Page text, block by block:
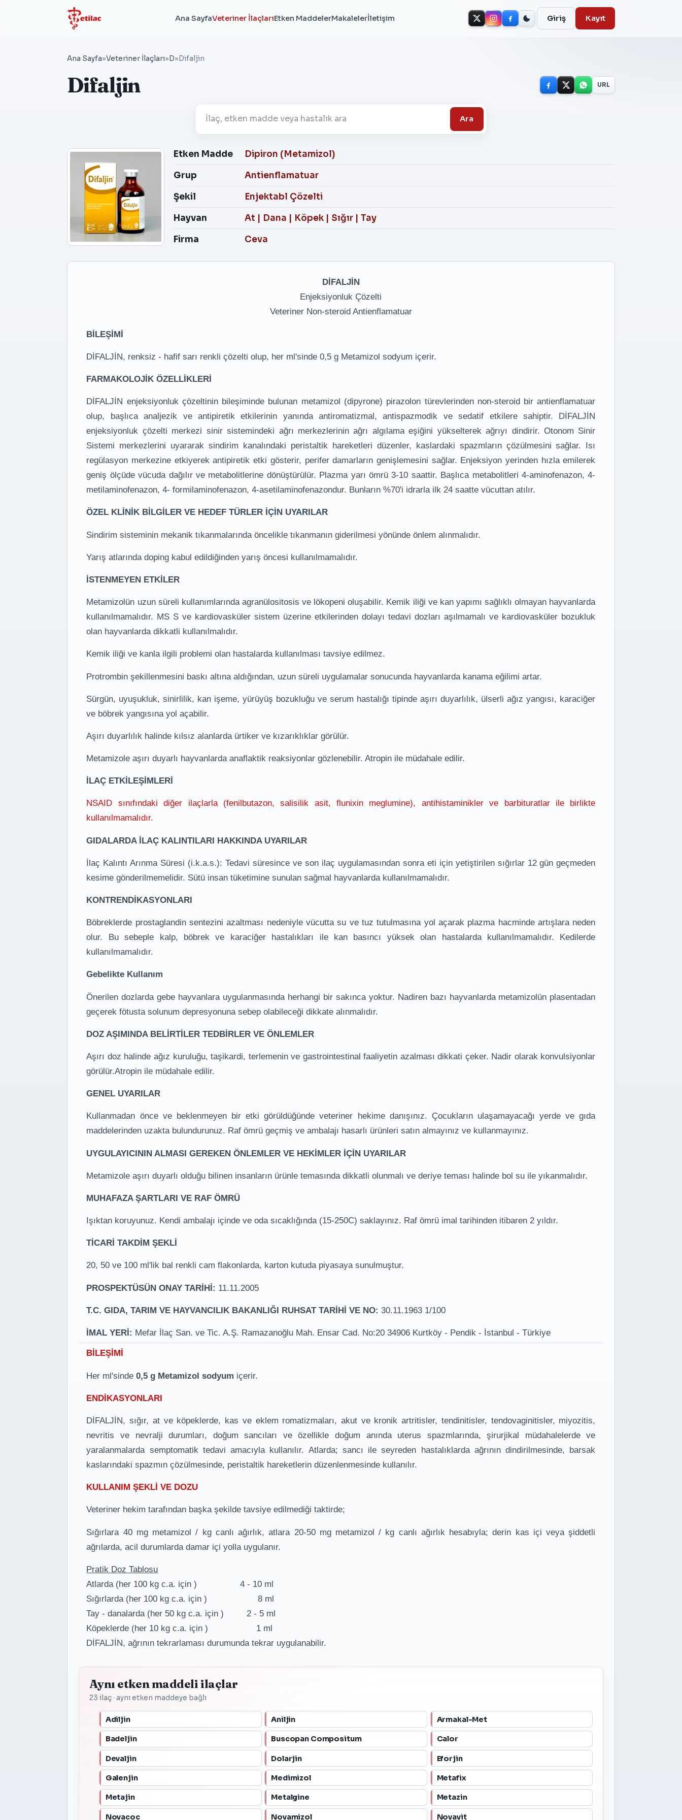
Ana SayfaVeteriner İlaçlarıEtken MaddelerMakalelerİletişim Giriş Kayıt
Ana Sayfa»Veteriner İlaçları» D» Difaljin
Difaljin URL
Ara
Etken Madde
Dipiron (Metamizol)
Grup
Antienflamatuar
Şekil
Enjektabl Çözelti
Hayvan
At Dana Köpek Sığır
Tay
Firma
Ceva
DİFALJİN
Enjeksiyonluk Çözelti
Veteriner Non-steroid Antienflamatuar
BİLEŞİMİ
DİFALJİN, renksiz - hafif sarı renkli çözelti olup, her ml'sinde 0,5 g Metamizol sodyum içerir.
FARMAKOLOJİK ÖZELLİKLERİ
DİFALJİN enjeksiyonluk çözeltinin bileşiminde bulunan metamizol (dipyrone) pirazolon türevlerinden non-steroid bir antienflamatuar
olup, başlıca analjezik ve antipiretik etkilerinin yanında antiromatizmal, antispazmodik ve sedatif etkilere sahiptir. DİFALJİN
enjeksiyonluk çözelti merkezi sinir sistemindeki ağrı merkezlerinin ağrı algılama eşiğini yükselterek ağrıyı dindirir. Otonom Sinir
Sistemi merkezlerini uyararak sindirim kanalındaki peristaltik hareketleri düzenler, kaslardaki spazmların çözülmesini sağlar. Isı
regülasyon merkezine etkiyerek antipiretik etki gösterir, perifer damarların genişlemesini sağlar. Enjeksiyon yerinden hızla emilerek
geniş ölçüde vücuda dağılır ve metabolitlerine dönüştürülür. Plazma yarı ömrü 3-10 saattir. Başlıca metabolitleri 4-aminofenazon, 4-
metilaminofenazon, 4- formilaminofenazon, 4-asetilaminofenazondur. Bunların %70'i idrarla ilk 24 saatte vücuttan atılır.
ÖZEL KLİNİK BİLGİLER VE HEDEF TÜRLER İÇİN UYARILAR
Sindirim sisteminin mekanik tıkanmalarında öncelikle tıkanmanın giderilmesi yönünde önlem alınmalıdır.
Yarış atlarında doping kabul edildiğinden yarış öncesi kullanılmamalıdır.
İSTENMEYEN ETKİLER
Metamizolün uzun süreli kullanımlarında agranülositosis ve lökopeni oluşabilir. Kemik iliği ve kan yapımı sağlıklı olmayan hayvanlarda
kullanılmamalıdır. MS S ve kardiovasküler sistem üzerine etkilerinden dolayı tedavi dozları aşılmamalı ve kardiovasküler bozukluk
olan hayvanlarda dikkatli kullanılmalıdır.
Kemik iliği ve kanla ilgili problemi olan hastalarda kullanılması tavsiye edilmez.
Protrombin şekillenmesini baskı altına aldığından, uzun süreli uygulamalar sonucunda hayvanlarda kanama eğilimi artar.
Sürgün, uyuşukluk, sinirlilik, kan işeme, yürüyüş bozukluğu ve serum hastalığı tipinde aşırı duyarlılık, ülserli ağız yangısı, karaciğer
ve böbrek yangısına yol açabilir.
Aşırı duyarlılık halinde kılsız alanlarda ürtiker ve kızarıklıklar görülür.
Metamizole aşırı duyarlı hayvanlarda anaflaktik reaksiyonlar gözlenebilir. Atropin ile müdahale edilir.
İLAÇ ETKİLEŞİMLERİ
NSAID sınıfındaki diğer ilaçlarla (fenilbutazon, salisilik asit, flunixin meglumine), antihistaminikler ve barbituratlar ile birlikte
kullanılmamalıdır.
GIDALARDA İLAÇ KALINTILARI HAKKINDA UYARILAR
İlaç Kalıntı Arınma Süresi (i.k.a.s.): Tedavi süresince ve son ilaç uygulamasından sonra eti için yetiştirilen sığırlar 12 gün geçmeden
kesime gönderilmemelidir. Sütü insan tüketimine sunulan sağmal hayvanlarda kullanılmamalıdır.
KONTRENDİKASYONLARI
Böbreklerde prostaglandin sentezini azaltması nedeniyle vücutta su ve tuz tutulmasına yol açarak plazma hacminde artışlara neden
olur. Bu sebeple kalp, böbrek ve karaciğer hastalıkları ile kan basıncı yüksek olan hastalarda kullanılmamalıdır. Kedilerde
kullanılmamalıdır.
Gebelikte Kullanım
Önerilen dozlarda gebe hayvanlara uygulanmasında herhangi bir sakınca yoktur. Nadiren bazı hayvanlarda metamizolün plasentadan
geçerek fötusta solunum depresyonuna sebep olabileceği dikkate alınmalıdır.
DOZ AŞIMINDA BELİRTİLER TEDBİRLER VE ÖNLEMLER
Aşırı doz halinde ağız kuruluğu, taşikardi, terlemenin ve gastrointestinal faaliyetin azalması dikkati çeker. Nadir olarak konvulsiyonlar
görülür.Atropin ile müdahale edilir.
GENEL UYARILAR
Kullanmadan önce ve beklenmeyen bir etki görüldüğünde veteriner hekime danışınız. Çocukların ulaşamayacağı yerde ve gıda
maddelerinden uzakta bulundurunuz. Raf ömrü geçmiş ve ambalajı hasarlı ürünleri satın almayınız ve kullanmayınız.
UYGULAYICININ ALMASI GEREKEN ÖNLEMLER VE HEKİMLER İÇİN UYARILAR
Metamizole aşırı duyarlı olduğu bilinen insanların ürünle temasında dikkatli olunmalı ve deriye teması halinde bol su ile yıkanmalıdır.
MUHAFAZA ŞARTLARI VE RAF ÖMRÜ
Işıktan koruyunuz. Kendi ambalajı içinde ve oda sıcaklığında (15-250C) saklayınız. Raf ömrü imal tarihinden itibaren 2 yıldır.
TİCARİ TAKDİM ŞEKLİ
20, 50 ve 100 ml'lik bal renkli cam flakonlarda, karton kutuda piyasaya sunulmuştur.
PROSPEKTÜSÜN ONAY TARİHİ: 11.11.2005
T.C. GIDA, TARIM VE HAYVANCILIK BAKANLIĞI RUHSAT TARİHİ VE NO:30.11.1963 1/100
İMAL YERİ: Mefar İlaç San. ve Tic. A.Ş. Ramazanoğlu Mah. Ensar Cad. No:20 34906 Kurtköy - Pendik - İstanbul - Türkiye
BİLEŞİMİ
Her ml'sinde0,5 g Metamizol sodyum içerir.
ENDİKASYONLARI
DİFALJİN, sığır, at ve köpeklerde, kas ve eklem romatizmaları, akut ve kronik artritisler, tendinitisler, tendovaginitisler, miyozitis,
nevritis ve nevralji durumları, doğum sancıları ve özellikle doğum anında uterus spazmlarında, şirurjikal müdahalelerde ve
yaralanmalarda semptomatik tedavi amacıyla kullanılır. Atlarda; sancı ile seyreden hastalıklarda ağrının dindirilmesinde, barsak
kaslarındaki spazmın çözülmesinde, peristaltik hareketlerin düzenlenmesinde kullanılır.
KULLANIM ŞEKLİ VE DOZU
Veteriner hekim tarafından başka şekilde tavsiye edilmediği taktirde;
Sığırlara 40 mg metamizol / kg canlı ağırlık, atlara 20-50 mg metamizol / kg canlı ağırlık hesabıyla; derin kas içi veya şiddetli
ağrılarda, acil durumlarda damar içi yolla uygulanır.
Pratik Doz Tablosu
Atlarda (her 100 kg c.a. için ) 4 - 10 ml
Sığırlarda (her 100 kg c.a. için ) 8 ml
Tay - danalarda (her 50 kg c.a. için ) 2 - 5 ml
Köpeklerde (her 10 kg c.a. için ) 1 ml
DİFALJİN, ağrının tekrarlaması durumunda tekrar uygulanabilir.
Aynı etken maddeli ilaçlar
23 ilaç · aynı etken maddeye bağlı
Adiljin Aniljin Armakal-Met
Badeljin Buscopan Compositum Calor
Devaljin Dolarjin Eforjin
Galenjin Medimizol Metafix
Metajin Metalgine Metazin
Novacoc Novamizol Novavit